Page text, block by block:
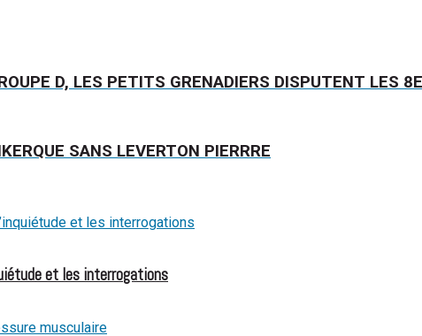
D, LES PETITS GRENADIERS DISPUTENT LES
SANS LEVERTON PIERRRE
et les interrogations